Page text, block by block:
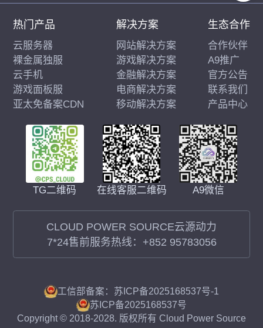
TG二维码 在线客服二维码 A9微信
CLOUD POWER SOURCE云源动力
7*24售前服务热线： +852 95783056
热门产品
云服务器
裸金属独服
云手机
游戏面板服
亚太免备案CDN
解决方案
网站解决方案
游戏解决方案
金融解决方案
电商解决方案
移动解决方案
生态合作
合作伙伴
A9推广
官方公告
联系我们
产品中心
工信部备案：苏ICP备2025168537号-1
苏ICP备2025168537号
Copyright © 2018-2028. 版权所有 Cloud Power Source